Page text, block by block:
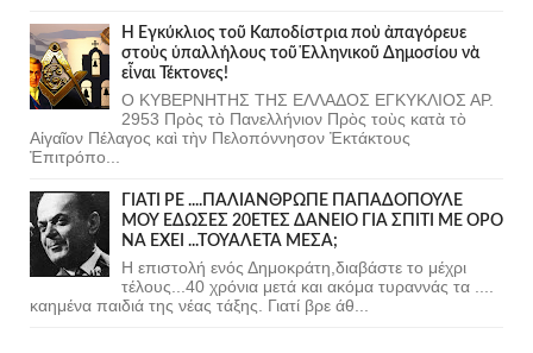
Ἡ Ἐγκύκλιος τοῦ Καποδίστρια ποὺ ἀπαγόρευε
στοὺς ὑπαλλήλους τοῦ Ἑλληνικοῦ Δημοσίου νὰ
εἶναι Τέκτονες!
Ο ΚΥΒΕΡΝΗΤΗΣ ΤΗΣ ΕΛΛΑΔΟΣ ΕΓΚΥΚΛΙΟΣ ΑΡ.
2953 Πρὸς τὸ Πανελλήνιον Πρὸς τοὺς κατὰ τὸ
Αἰγαῖον Πέλαγος καὶ τὴν Πελοπόννησον Ἐκτάκτους
Ἐπιτρόπο...
ΓΙΑΤΙ ΡΕ ....ΠΑΛΙΑΝΘΡΩΠΕ ΠΑΠΑΔΟΠΟΥΛΕ
ΜΟΥ ΕΔΩΣΕΣ 20ΕΤΕΣ ΔΑΝΕΙΟ ΓΙΑ ΣΠΙΤΙ ΜΕ ΟΡΟ
ΝΑ ΕΧΕΙ ...ΤΟΥΑΛΕΤΑ ΜΕΣΑ;
Η επιστολή ενός Δημοκράτη,διαβάστε το μέχρι
τέλους...40 χρόνια μετά και ακόμα τυραννάς τα ....
καημένα παιδιά της νέας τάξης. Γιατί βρε άθ...